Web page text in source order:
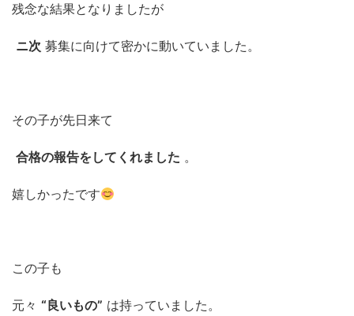
残念な結果となりましたが
ニ次 募集に向けて密かに動いていました。
その子が先日来て
合格の報告をしてくれました 。
嬉しかったです
この子も
元々 “良いもの” は持っていました。